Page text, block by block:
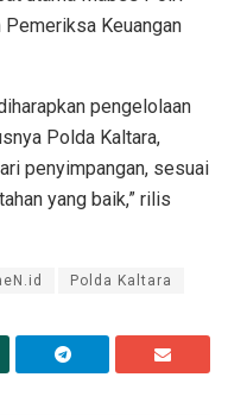
Keuangan
pengelolaan
Polda Kaltara,
penyimpangan, sesuai
yang baik,” rilis
Polda Kaltara